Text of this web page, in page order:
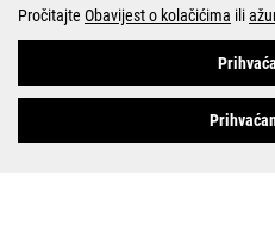
© Marko-
Pročitajte Obavijest o kolačićima ili